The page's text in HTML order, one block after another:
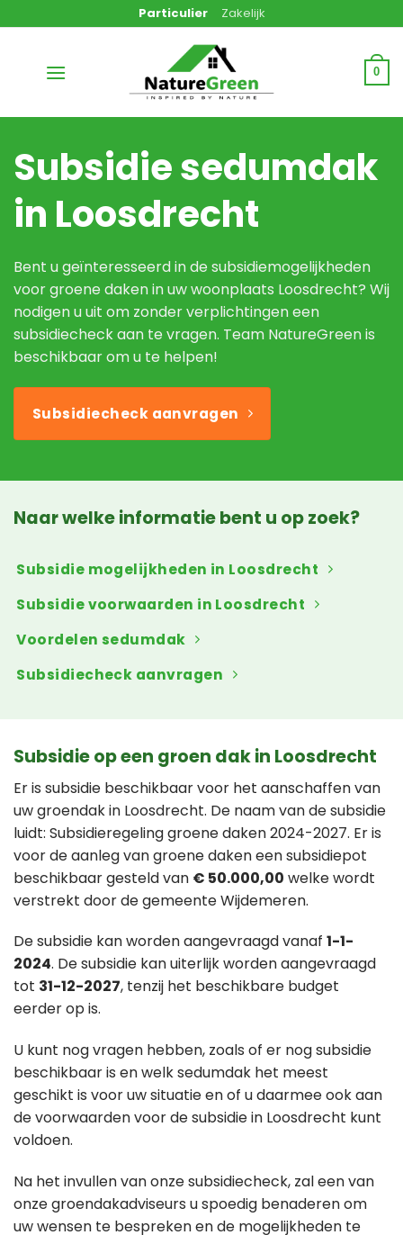
naar
Particulier Zakelijk
0
Subsidie sedumdak
in Loosdrecht
Bent u geïnteresseerd in de subsidiemogelijkheden
voor groene daken in uw woonplaats Loosdrecht? Wij
nodigen u uit om zonder verplichtingen een
subsidiecheck aan te vragen. Team NatureGreen is
beschikbaar om u te helpen!
Subsidiecheck aanvragen
Naar welke informatie bent u op zoek?
Subsidie mogelijkheden in Loosdrecht
Subsidie voorwaarden in Loosdrecht
Voordelen sedumdak
Subsidiecheck aanvragen
Subsidie op een groen dak in Loosdrecht
Er is subsidie beschikbaar voor het aanschaffen van
uw groendak in Loosdrecht. De naam van de subsidie
luidt: Subsidieregeling groene daken 2024-2027. Er is
voor de aanleg van groene daken een subsidiepot
beschikbaar gesteld van € 50.000,00 welke wordt
verstrekt door de gemeente Wijdemeren.
De subsidie kan worden aangevraagd vanaf 1-1-
2024. De subsidie kan uiterlijk worden aangevraagd
tot 31-12-2027, tenzij het beschikbare budget
eerder op is.
U kunt nog vragen hebben, zoals of er nog subsidie
beschikbaar is en welk sedumdak het meest
geschikt is voor uw situatie en of u daarmee ook aan
de voorwaarden voor de subsidie in Loosdrecht kunt
voldoen.
Na het invullen van onze subsidiecheck, zal een van
onze groendakadviseurs u spoedig benaderen om
uw wensen te bespreken en de mogelijkheden te